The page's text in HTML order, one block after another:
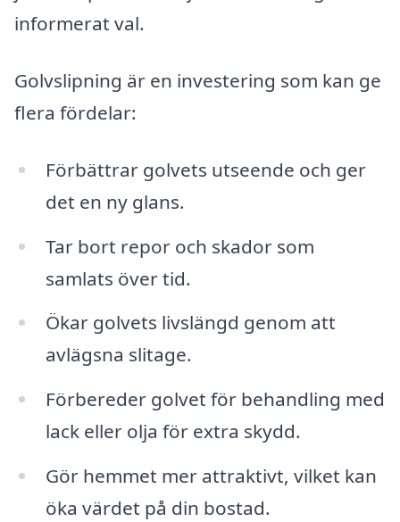
informerat val.
Golvslipning är en investering som kan ge
flera fördelar:
Förbättrar golvets utseende och ger
det en ny glans.
Tar bort repor och skador som
samlats över tid.
Ökar golvets livslängd genom att
avlägsna slitage.
Förbereder golvet för behandling med
lack eller olja för extra skydd.
Gör hemmet mer attraktivt, vilket kan
öka värdet på din bostad.